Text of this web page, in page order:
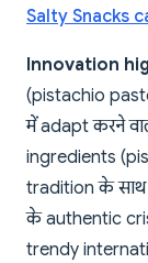
Salty Snacks
Innovation
(pistachio
में adapt करने
ingredients
tradition के साथ
के authentic
trendy